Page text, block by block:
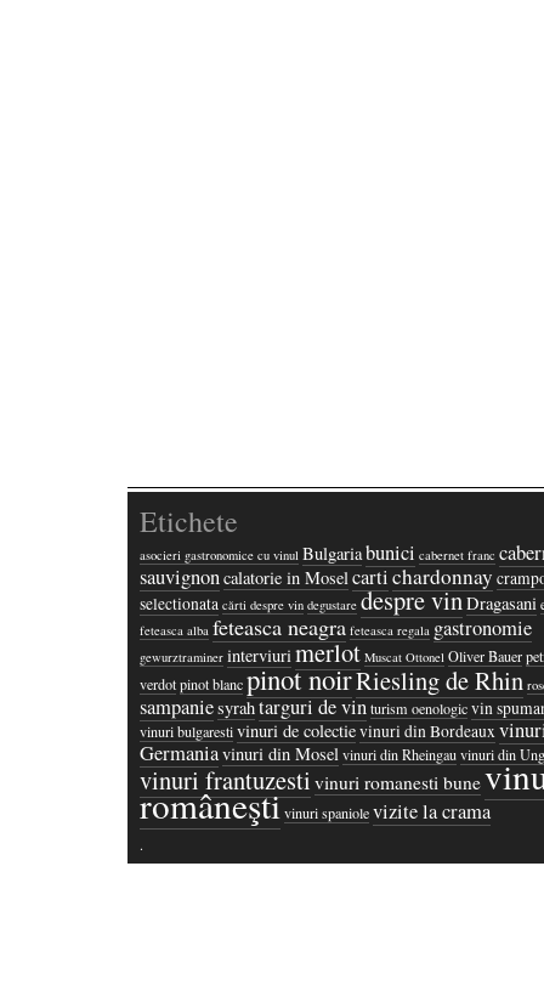
Etichete
asocieri gastronomice cu vinul Bulgariabunici cabernet franc
sauvignoncalatorie in Mosel cartichardonnay
selectionata cărti despre vin degustare despre vinDragasani
feteasca alba feteasca neagra feteasca regala gastronomie
gewurztraminer interviuri merlot Muscat Ottonel Oliver Bauer
verdotpinot blancpinot noirRiesling de Rhin
sampaniesyrahtarguri de vinturism oenologicvin
vinuri bulgarestivinuri de colectievinuri din Bordeaux
Germaniavinuri din Mosel vinuri din Rheingauvinuri din
vinuri frantuzesti vinuri romanesti bune
româneştivinuri spaniolevizite la crama
·